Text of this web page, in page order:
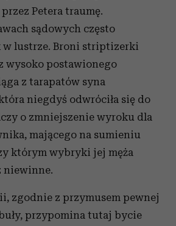
Petera traumę.
sądowych często
w lustrze. Broni striptizerki
wysoko postawionego
z tarapatów syna
niegdyś odwróciła się do
o zmniejszenie wyroku dla
mającego na sumieniu
którym wybryki jej męża
niewinne.
zgodnie z przymusem pewnej
przypomina tutaj bycie